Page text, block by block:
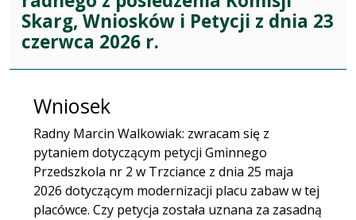
Skarg, Wniosków i Petycji z dnia 23
czerwca 2026 r.
Wniosek
Radny Marcin Walkowiak: zwracam się z
pytaniem dotyczącym petycji Gminnego
Przedszkola nr 2 w Trzciance z dnia 25 maja
2026 dotyczącym modernizacji placu zabaw w tej
placówce. Czy petycja została uznana za zasadną